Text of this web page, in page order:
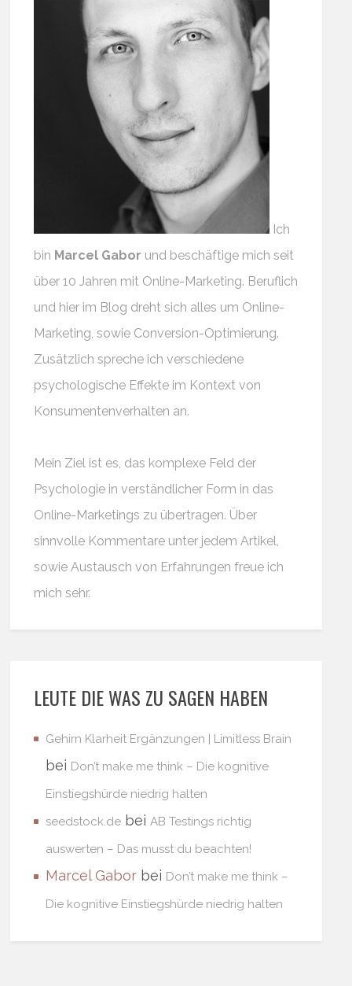
Ich
bin Marcel Gabor und beschäftige mich seit
über 10 Jahren mit Online-Marketing. Beruflich
und hier im Blog dreht sich alles um Online-
Marketing, sowie Conversion-Optimierung.
Zusätzlich spreche ich verschiedene
psychologische Effekte im Kontext von
Konsumentenverhalten an.
Mein Ziel ist es, das komplexe Feld der
Psychologie in verständlicher Form in das
Online-Marketings zu übertragen. Über
sinnvolle Kommentare unter jedem Artikel,
sowie Austausch von Erfahrungen freue ich
mich sehr.
LEUTE DIE WAS ZU SAGEN HABEN
Gehirn Klarheit Ergänzungen | Limitless Brain
bei Don’t make me think – Die kognitive
Einstiegshürde niedrig halten
seedstock.de bei AB Testings richtig
auswerten – Das musst du beachten!
Marcel Gabor bei Don’t make me think –
Die kognitive Einstiegshürde niedrig halten